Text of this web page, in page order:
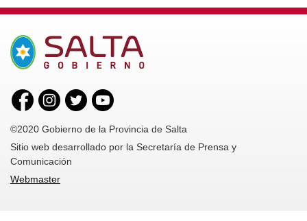
©2020 Gobierno de la Provincia de Salta
Sitio web desarrollado por la Secretaría de Prensa y
Comunicación
Webmaster